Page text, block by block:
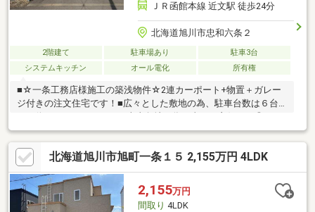
ＪＲ函館本線 近文駅 徒歩24分
北海道旭川市忠和六条２
2階建て 駐車場あり
駐車3台
システムキッチン
オール電化 所有権
■☆一条工務店様施工の築浅物件☆2連カーポート+物置＋ガレー
ジ付きの注文住宅です！■広々とした敷地の為、駐車台数は６台
ール電化住宅+太陽光パネル付きで、エアコン付きの為夏場も快
適にお過ごしいただけます！■現在空き家になっておりますので
内覧可能です！内覧の際は、事前予約となります。
北海道旭川市旭町一条１５ 2,155万円 4LDK
2,155万円
間取り 4LDK